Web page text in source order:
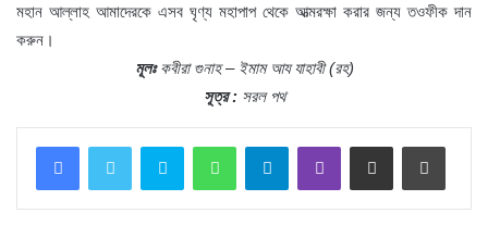
মহান আল্লাহ আমাদেরকে এসব ঘৃণ্য মহাপাপ থেকে আত্মরক্ষা করার জন্য তওফীক দান
করুন।
মূলঃকবীরা গুনাহ – ইমাম আয যাহাবী (রহ)
সূত্র :সরল পথ
Skype WhatsAppTelegramViber Share via Email Print